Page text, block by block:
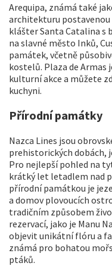
Arequipa, známá také
architekturu postavenou
klášter Santa Catalina s
na slavné město Inků,
památek, včetně
kostelů. Plaza de Armas
kulturní akce a můžete
kuchyni.
Přírodní památky
Nazca Lines jsou
prehistorických dobách,
Pro nejlepší pohled na
krátký let letadlem nad
přírodní památkou je
a domov plovoucích
tradičním způsobem
rezervací, jako je Manu
objevit unikátní flóru a
známá pro bohatou
ptáků.